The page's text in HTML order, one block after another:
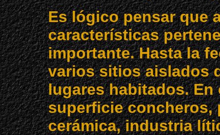
Es lógico pensar que
características
importante. Hasta la
varios sitios aislados
lugares habitados.
superficie concheros,
cerámica, industria